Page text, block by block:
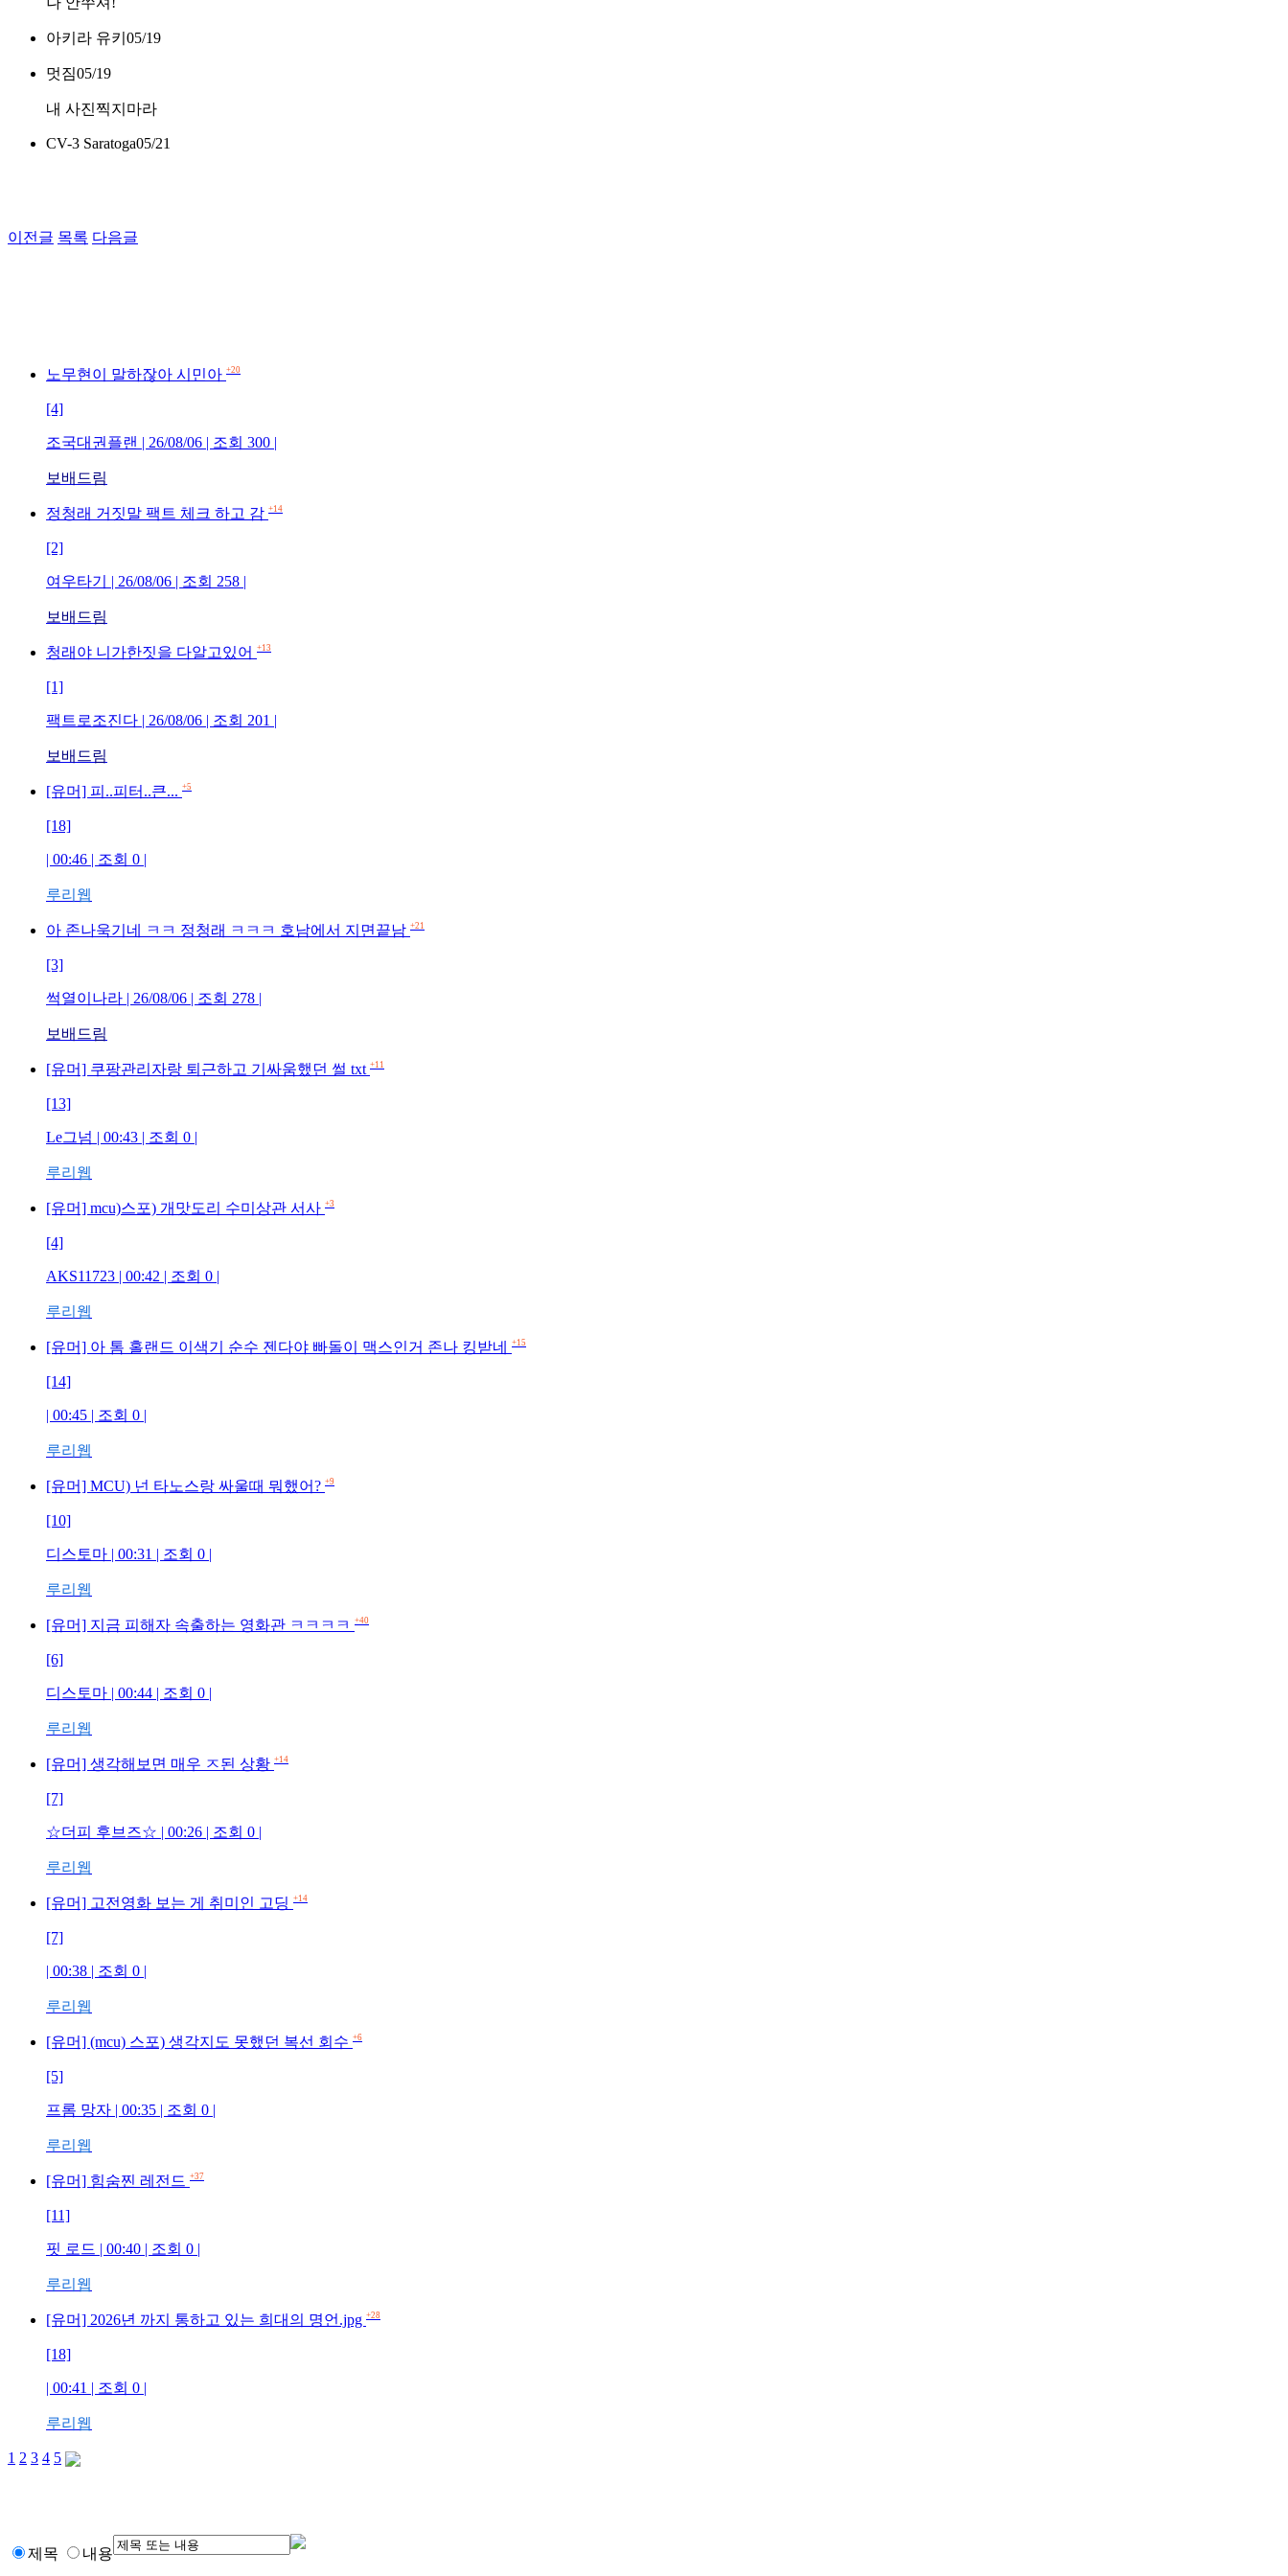
아키라 유키 05/19
멋짐05/19
내 사진찍지마라
CV-3 Saratoga05/21
이전글 목록 다음글
노무현이 말하잖아 시민아 +20
[4]
조국대권플랜 | 26/08/06 | 조회 300 |
보배드림
정청래 거짓말 팩트 체크 하고 감 +14
[2]
여우타기 | 26/08/06 | 조회 258 |
보배드림
청래야 니가한짓을 다알고있어 +13
[1]
팩트로조진다 | 26/08/06 | 조회 201 |
보배드림
[유머] 피..피터..큰... +5
[18]
| 00:46 | 조회 0 |
루리웹
아 존나욱기네 ㅋㅋ 정청래 ㅋㅋㅋ 호남에서 지면끝남 +21
[3]
썩열이나라 | 26/08/06 | 조회 278 |
보배드림
[유머] 쿠팡관리자랑 퇴근하고 기싸움했던 썰 txt +11
[13]
Le그넘 | 00:43 | 조회 0 |
루리웹
[유머] mcu)스포) 개맛도리 수미상관 서사 +3
[4]
AKS11723 | 00:42 | 조회 0 |
루리웹
[유머] 아 톰 홀랜드 이색기 순수 젠다야 빠돌이 맥스인거 존나 킹받네 +15
[14]
| 00:45 | 조회 0 |
루리웹
[유머] MCU) 넌 타노스랑 싸울때 뭐했어? +9
[10]
디스토마 | 00:31 | 조회 0 |
루리웹
[유머] 지금 피해자 속출하는 영화관 ㅋㅋㅋㅋ +40
[6]
디스토마 | 00:44 | 조회 0 |
루리웹
[유머] 생각해보면 매우 ㅈ된 상황 +14
[7]
☆더피 후브즈☆ | 00:26 | 조회 0 |
루리웹
[유머] 고전영화 보는 게 취미인 고딩 +14
[7]
| 00:38 | 조회 0 |
루리웹
[유머] (mcu) 스포) 생각지도 못했던 복선 회수 +6
[5]
프롬 망자 | 00:35 | 조회 0 |
루리웹
[유머] 힘숨찐 레전드 +37
[11]
핏 로드 | 00:40 | 조회 0 |
루리웹
[유머] 2026년 까지 통하고 있는 희대의 명언.jpg +28
[18]
| 00:41 | 조회 0 |
루리웹
1 2 3 4 5
제목 내용